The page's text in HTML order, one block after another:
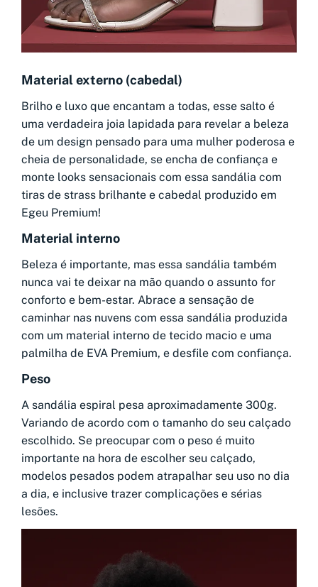
Material externo (cabedal)
Brilho e luxo que encantam a todas, esse salto é
uma verdadeira joia lapidada para revelar a beleza
de um design pensado para uma mulher poderosa e
cheia de personalidade, se encha de confiança e
monte looks sensacionais com essa sandália com
tiras de strass brilhante e cabedal produzido em
Egeu Premium!
Material interno
Beleza é importante, mas essa sandália também
nunca vai te deixar na mão quando o assunto for
conforto e bem-estar. Abrace a sensação de
caminhar nas nuvens com essa sandália produzida
com um material interno de tecido macio e uma
palmilha de EVA Premium, e desfile com confiança.
Peso
A sandália espiral pesa aproximadamente 300g.
Variando de acordo com o tamanho do seu calçado
escolhido. Se preocupar com o peso é muito
importante na hora de escolher seu calçado,
modelos pesados podem atrapalhar seu uso no dia
a dia, e inclusive trazer complicações e sérias
lesões.